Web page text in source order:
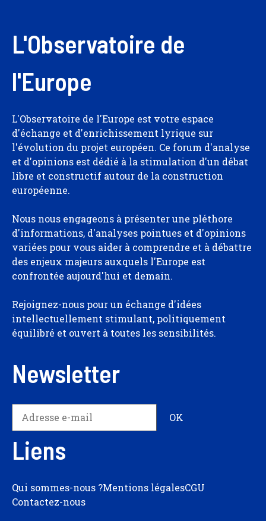
L'Observatoire de
l'Europe
L'Observatoire de l'Europe est votre espace
d'échange et d'enrichissement lyrique sur
l'évolution du projet européen. Ce forum d'analyse
et d'opinions est dédié à la stimulation d'un débat
libre et constructif autour de la construction
européenne.
Nous nous engageons à présenter une pléthore
d'informations, d'analyses pointues et d'opinions
variées pour vous aider à comprendre et à débattre
des enjeux majeurs auxquels l'Europe est
confrontée aujourd'hui et demain.
Rejoignez-nous pour un échange d'idées
intellectuellement stimulant, politiquement
équilibré et ouvert à toutes les sensibilités.
Newsletter
Liens
Qui sommes-nous ?Mentions légalesCGU
Contactez-nous